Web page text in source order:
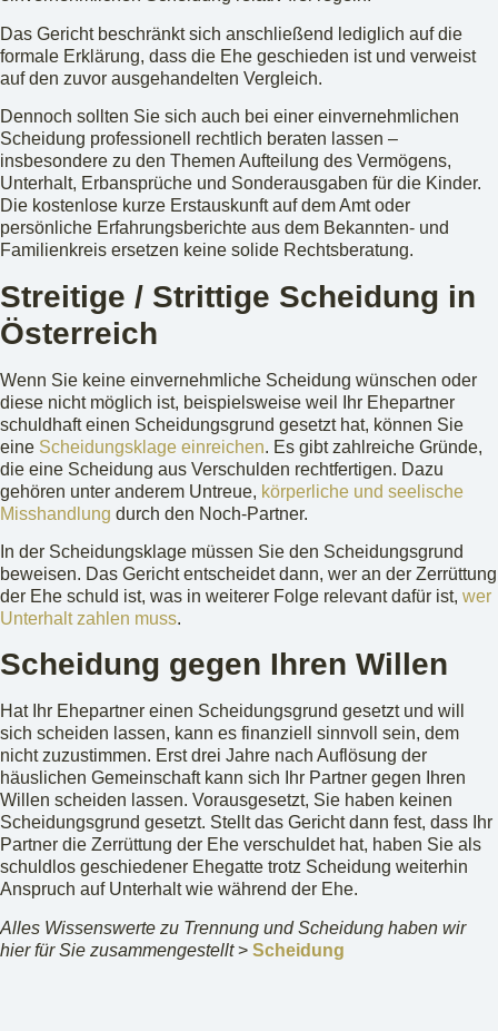
Das Gericht beschränkt sich anschließend lediglich auf die
formale Erklärung, dass die Ehe geschieden ist und verweist
auf den zuvor ausgehandelten Vergleich.
Dennoch sollten Sie sich auch bei einer einvernehmlichen
Scheidung professionell rechtlich beraten lassen –
insbesondere zu den Themen Aufteilung des Vermögens,
Unterhalt, Erbansprüche und Sonderausgaben für die Kinder.
Die kostenlose kurze Erstauskunft auf dem Amt oder
persönliche Erfahrungsberichte aus dem Bekannten- und
Familienkreis ersetzen keine solide Rechtsberatung.
Streitige / Strittige Scheidung in
Österreich
Wenn Sie keine einvernehmliche Scheidung wünschen oder
diese nicht möglich ist, beispielsweise weil Ihr Ehepartner
schuldhaft einen Scheidungsgrund gesetzt hat, können Sie
eine Scheidungsklage einreichen. Es gibt zahlreiche Gründe,
die eine Scheidung aus Verschulden rechtfertigen. Dazu
gehören unter anderem Untreue, körperliche und seelische
Misshandlung durch den Noch-Partner.
In der Scheidungsklage müssen Sie den Scheidungsgrund
beweisen. Das Gericht entscheidet dann, wer an der Zerrüttung
der Ehe schuld ist, was in weiterer Folge relevant dafür ist, wer
Unterhalt zahlen muss.
Scheidung gegen Ihren Willen
Hat Ihr Ehepartner einen Scheidungsgrund gesetzt und will
sich scheiden lassen, kann es finanziell sinnvoll sein, dem
nicht zuzustimmen. Erst drei Jahre nach Auflösung der
häuslichen Gemeinschaft kann sich Ihr Partner gegen Ihren
Willen scheiden lassen. Vorausgesetzt, Sie haben keinen
Scheidungsgrund gesetzt. Stellt das Gericht dann fest, dass Ihr
Partner die Zerrüttung der Ehe verschuldet hat, haben Sie als
schuldlos geschiedener Ehegatte trotz Scheidung weiterhin
Anspruch auf Unterhalt wie während der Ehe.
Alles Wissenswerte zu Trennung und Scheidung haben wir
hier für Sie zusammengestellt> Scheidung